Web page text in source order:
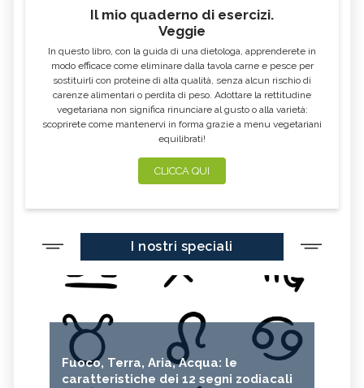
Il mio quaderno di esercizi.
Veggie
In questo libro, con la guida di una dietologa, apprenderete in
modo efficace come eliminare dalla tavola carne e pesce per
sostituirli con proteine di alta qualità, senza alcun rischio di
carenze alimentari o perdita di peso. Adottare la rettitudine
vegetariana non significa rinunciare al gusto o alla varietà:
scoprirete come mantenervi in forma grazie a menu vegetariani
equilibrati!
CLICCA QUI
I nostri speciali
Fuoco, Terra, Aria, Acqua: le
caratteristiche dei 12 segni zodiacali